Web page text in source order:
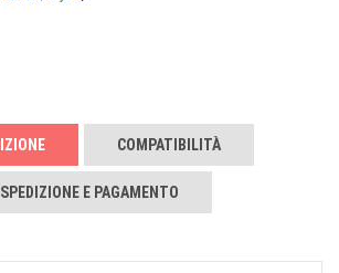
COMPATIBILITÀ
SPEDIZIONE E PAGAMENTO